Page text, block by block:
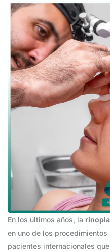
En los últimos años, la
en uno de los
pacientes internacionales